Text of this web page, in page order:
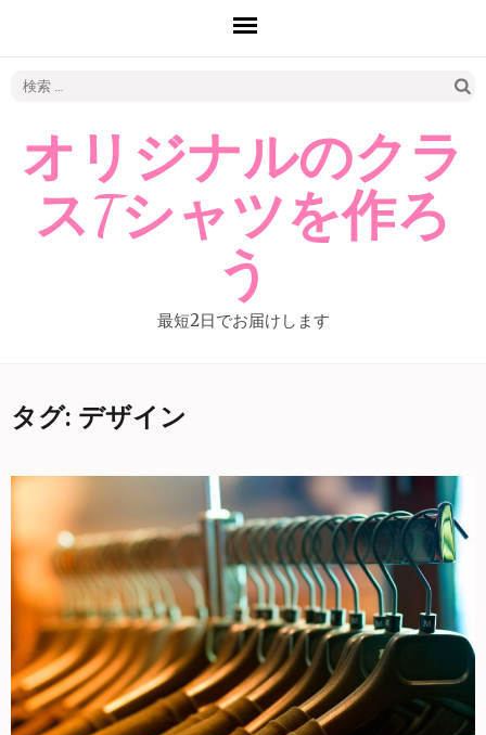
オリジナルのクラ
スTシャツを作ろ
う
最短2日でお届けします
タグ: デザイン